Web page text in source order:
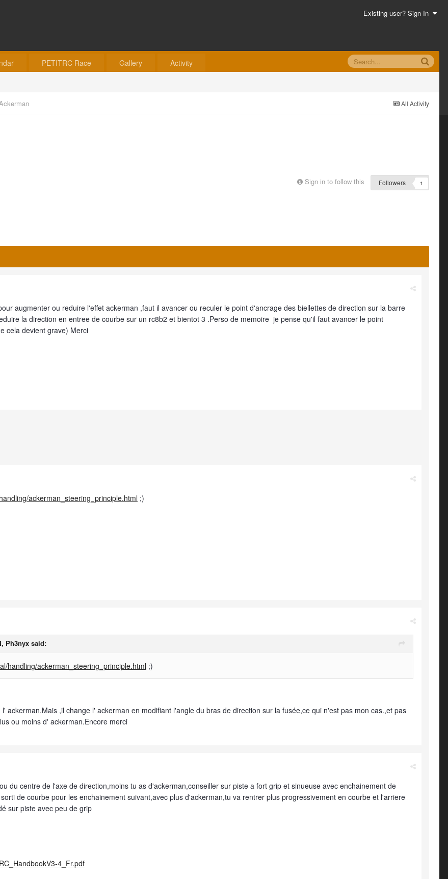
Existing user? Sign In
PETITRC Race Gallery Activity
All Activity
Sign in to follow this Followers 1
augmenter ou reduire l'effet ackerman ,faut il avancer ou reculer le point d'ancrage des biellettes de direction sur la barre
la direction en entree de courbe sur un rc8b2 et bientot 3 .Perso de memoire je pense qu'il faut avancer le point
cela devient grave) Merci
ackerman_steering_principle.html ;)
Ph3nyx said:
handling/ackerman_steering_principle.html ;)
ackerman.Mais ,il change l' ackerman en modifiant l'angle du bras de direction sur la fusée,ce qui n'est pas mon cas.,et pas
ou moins d' ackerman.Encore merci
du centre de l'axe de direction,moins tu as d'ackerman,conseiller sur piste a fort grip et sinueuse avec enchainement de
de courbe pour les enchainement suivant,avec plus d'ackerman,tu va rentrer plus progressivement en courbe et l'arriere
sur piste avec peu de grip
4_Fr.pdf